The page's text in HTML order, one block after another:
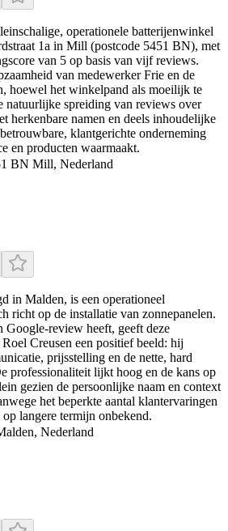
operationele batterijenwinkel
1a in Mill (postcode 5451 BN), met
van 5 op basis van vijf reviews.
van medewerker Frie en de
hoewel het winkelpand als moeilijk te
natuurlijke spreiding van reviews over
herkenbare namen en deels inhoudelijke
klantgerichte onderneming
en producten waarmaakt.
BN Mill, Nederland
in Malden, is een operationeel
richt op de installatie van zonnepanelen.
Google-review heeft, geeft deze
Creusen een positief beeld: hij
prijsstelling en de nette, hard
professionaliteit lijkt hoog en de kans op
gezien de persoonlijke naam en context
het beperkte aantal klantervaringen
langere termijn onbekend.
Nederland